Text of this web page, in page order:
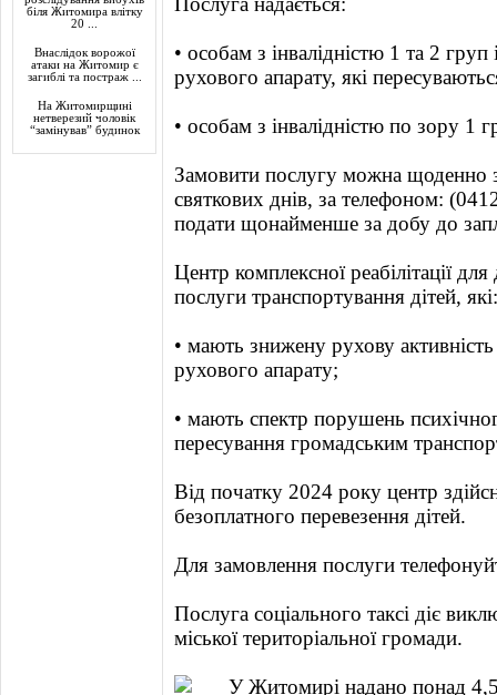
біля Житомира влітку
20 ...
Внаслідок ворожої
атаки на Житомир є
загиблі та постраж ...
На Житомирщині
нетверезий чоловік
“замінував” будинок
• особам з інвалідністю 1 та 2
рухового апарату, які
• особам з інвалідністю по зору 1
Замовити послугу можна щоденно
святкових днів, за телефоном:
подати щонайменше за добу до
Центр комплексної реабілітації
послуги транспортування дітей, які:
• мають знижену рухову
рухового апарату;
• мають спектр порушень
пересування громадським
Від початку 2024 року центр
безоплатного перевезення дітей.
Для замовлення послуги
Послуга соціального таксі діє
міської територіальної громади.